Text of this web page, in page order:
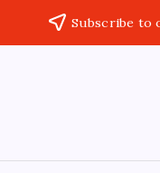
Subscribe to